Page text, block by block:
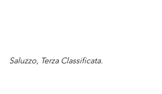
Saluzzo, Terza Classificata.